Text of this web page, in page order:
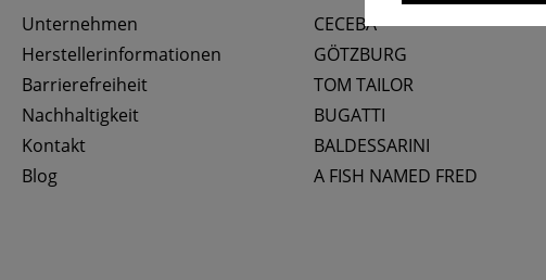
Unternehmen
Herstellerinformationen
Barrierefreiheit
Nachhaltigkeit
Kontakt
Blog
CECEBA
GÖTZBURG
TOM TAILOR
BUGATTI
BALDESSARINI
A FISH NAMED FRED